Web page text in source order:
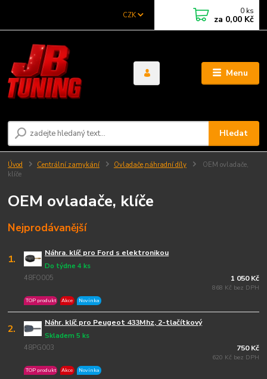
Menu
CZK
Hledat
0 ks
za 0,00 Kč
Úvod Centrální zamykání Ovladače,náhradní díly
OEM ovladače,
klíče
OEM ovladače, klíče
Nejprodávanější
1. Náhra. klíč pro Ford s elektronikou
48FO005
Do týdne 4 ks
TOP produkt Akce Novinka
1 050 Kč
868 Kč bez DPH
2. Náhr. klíč pro Peugeot 433Mhz, 2-tlačítkový
48PG003
Skladem 5 ks
TOP produkt Akce Novinka
750 Kč
620 Kč bez DPH